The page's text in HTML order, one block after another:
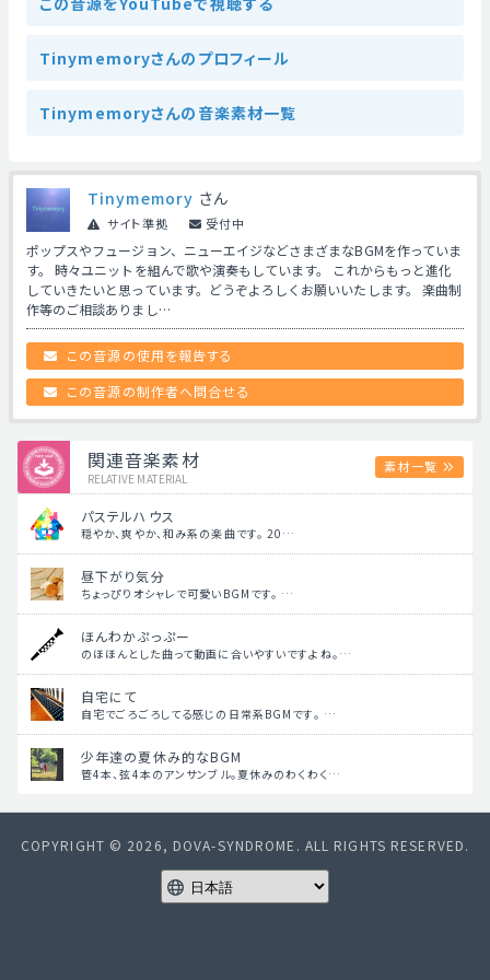
Tinymemoryさんのプロフィール
Tinymemoryさんの音楽素材一覧
Tinymemory さん
サイト準拠 受付中
ポップスやフュージョン、ニューエイジなどさまざまなBGMを作っていま
す。 時々ユニットを組んで歌や演奏もしています。 これからもっと進化
していきたいと思っています。どうぞよろしくお願いいたします。 楽曲制
作等のご相談ありまし…
この音源の使用を報告する
この音源の制作者へ問合せる
関連音楽素材
RELATIVE MATERIAL
素材一覧
パステルハウス
穏やか、爽やか、和み系の楽曲です。 20…
昼下がり気分
ちょっぴりオシャレで可愛いBGMです。 …
ほんわかぷっぷー
のほほんとした曲って動画に合いやすいですよね。…
自宅にて
自宅でごろごろしてる感じの日常系BGMです。 …
少年達の夏休み的なBGM
管4本、弦4本のアンサンブル。夏休みのわくわく…
COPYRIGHT © 2026, DOVA-SYNDROME. ALL RIGHTS RESERVED.